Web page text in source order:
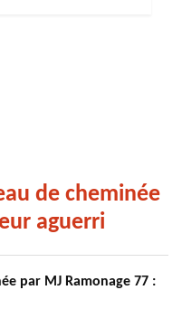
de cheminée
aguerri
par MJ Ramonage 77 :